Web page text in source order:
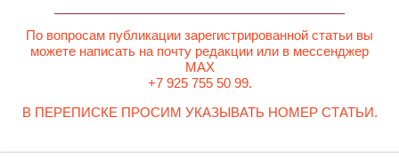
По вопросам публикации зарегистрированной статьи вы
можете написать на почту редакции или в мессенджер
MAX
+7 925 755 50 99.
В ПЕРЕПИСКЕ ПРОСИМ УКАЗЫВАТЬ НОМЕР СТАТЬИ.